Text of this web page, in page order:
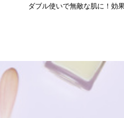
ダブル使いで無敵な肌に！効